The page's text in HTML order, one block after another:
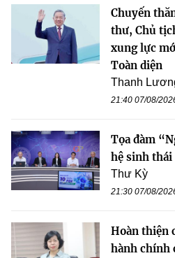
Chuyến
thư, Chủ
xung lực
Toàn diện
Thanh
21:40 07/08/
Tọa đàm
hệ sinh thái
Thư Kỳ
21:30 07/08/
Hoàn thiện
hành chính